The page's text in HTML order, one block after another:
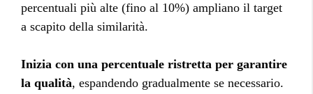
percentuali più alte (fino al 10%) ampliano il target
a scapito della similarità.
Inizia con una percentuale ristretta per garantire
la qualità, espandendo gradualmente se necessario.